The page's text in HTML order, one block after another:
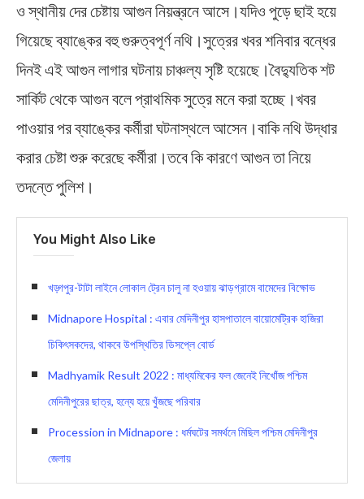
ও স্থানীয় দের চেষ্টায় আগুন নিয়ন্ত্রনে আসে।যদিও পুড়ে ছাই হয়ে
গিয়েছে ব্যাঙ্কের বহু গুরুত্বপূর্ণ নথি।সুত্রের খবর শনিবার বন্ধের
দিনই এই আগুন লাগার ঘটনায় চাঞ্চল্য সৃষ্টি হয়েছে।বৈদ্যুতিক শট
সার্কিট থেকে আগুন বলে প্রাথমিক সুত্রে মনে করা হচ্ছে।খবর
পাওয়ার পর ব্যাঙ্কের কর্মীরা ঘটনাস্থলে আসেন।বাকি নথি উদ্ধার
করার চেষ্টা শুরু করেছে কর্মীরা।তবে কি কারণে আগুন তা নিয়ে
তদন্তে পুলিশ।
You Might Also Like
খড়্গপুর-টাটা লাইনে লোকাল ট্রেন চালু না হওয়ায় ঝাড়গ্রামে বামেদের বিক্ষোভ
Midnapore Hospital : এবার মেদিনীপুর হাসপাতালে বায়োমেট্রিক হাজিরা
চিকিৎসকদের, থাকবে উপস্থিতির ডিসপ্লে বোর্ড
Madhyamik Result 2022 : মাধ্যমিকের ফল জেনেই নিখোঁজ পশ্চিম
মেদিনীপুরের ছাত্র, হন্যে হয়ে খুঁজছে পরিবার
Procession in Midnapore : ধর্মঘটের সমর্থনে মিছিল পশ্চিম মেদিনীপুর
জেলায়